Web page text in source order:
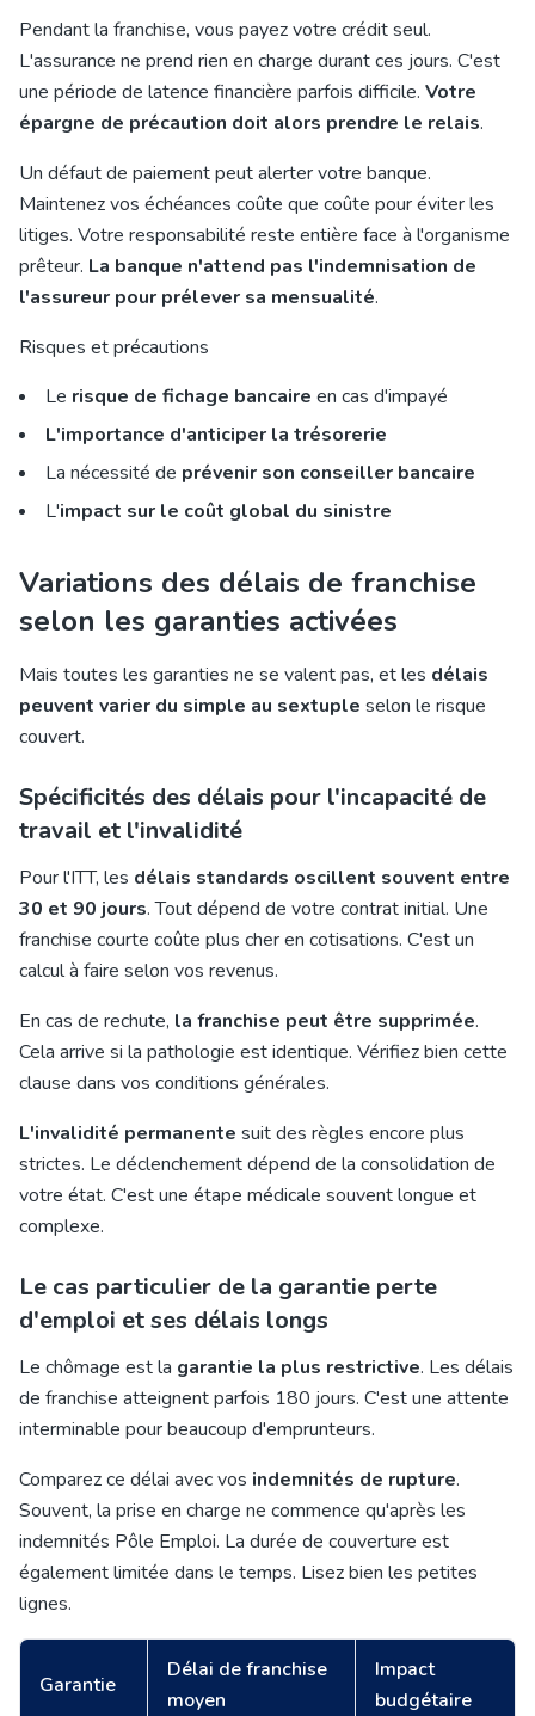
Pendant la franchise, vous payez votre crédit seul.
L'assurance ne prend rien en charge durant ces jours. C'est
une période de latence financière parfois difficile. Votre
épargne de précaution doit alors prendre le relais.
Un défaut de paiement peut alerter votre banque.
Maintenez vos échéances coûte que coûte pour éviter les
litiges. Votre responsabilité reste entière face à l'organisme
prêteur. La banque n'attend pas l'indemnisation de
l'assureur pour prélever sa mensualité.
Risques et précautions
Le risque de fichage bancaire en cas d'impayé
L'importance d'anticiper la trésorerie
La nécessité de prévenir son conseiller bancaire
L'impact sur le coût global du sinistre
Variations des délais de franchise
selon les garanties activées
Mais toutes les garanties ne se valent pas, et les délais
peuvent varier du simple au sextuple selon le risque
couvert.
Spécificités des délais pour l'incapacité de
travail et l'invalidité
Pour l'ITT, les délais standards oscillent souvent entre
30 et 90 jours. Tout dépend de votre contrat initial. Une
franchise courte coûte plus cher en cotisations. C'est un
calcul à faire selon vos revenus.
En cas de rechute, la franchise peut être supprimée.
Cela arrive si la pathologie est identique. Vérifiez bien cette
clause dans vos conditions générales.
L'invalidité permanente suit des règles encore plus
strictes. Le déclenchement dépend de la consolidation de
votre état. C'est une étape médicale souvent longue et
complexe.
Le cas particulier de la garantie perte
d'emploi et ses délais longs
Le chômage est la garantie la plus restrictive. Les délais
de franchise atteignent parfois 180 jours. C'est une attente
interminable pour beaucoup d'emprunteurs.
Comparez ce délai avec vos indemnités de rupture.
Souvent, la prise en charge ne commence qu'après les
indemnités Pôle Emploi. La durée de couverture est
également limitée dans le temps. Lisez bien les petites
lignes.
Garantie
Délai de franchise
moyen
Impact
budgétaire